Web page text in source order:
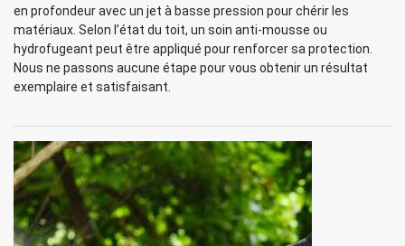
en profondeur avec un jet à basse pression pour chérir les
matériaux. Selon l’état du toit, un soin anti-mousse ou
hydrofugeant peut être appliqué pour renforcer sa protection.
Nous ne passons aucune étape pour vous obtenir un résultat
exemplaire et satisfaisant.